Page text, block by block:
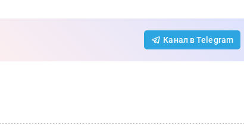
Канал в Telegram